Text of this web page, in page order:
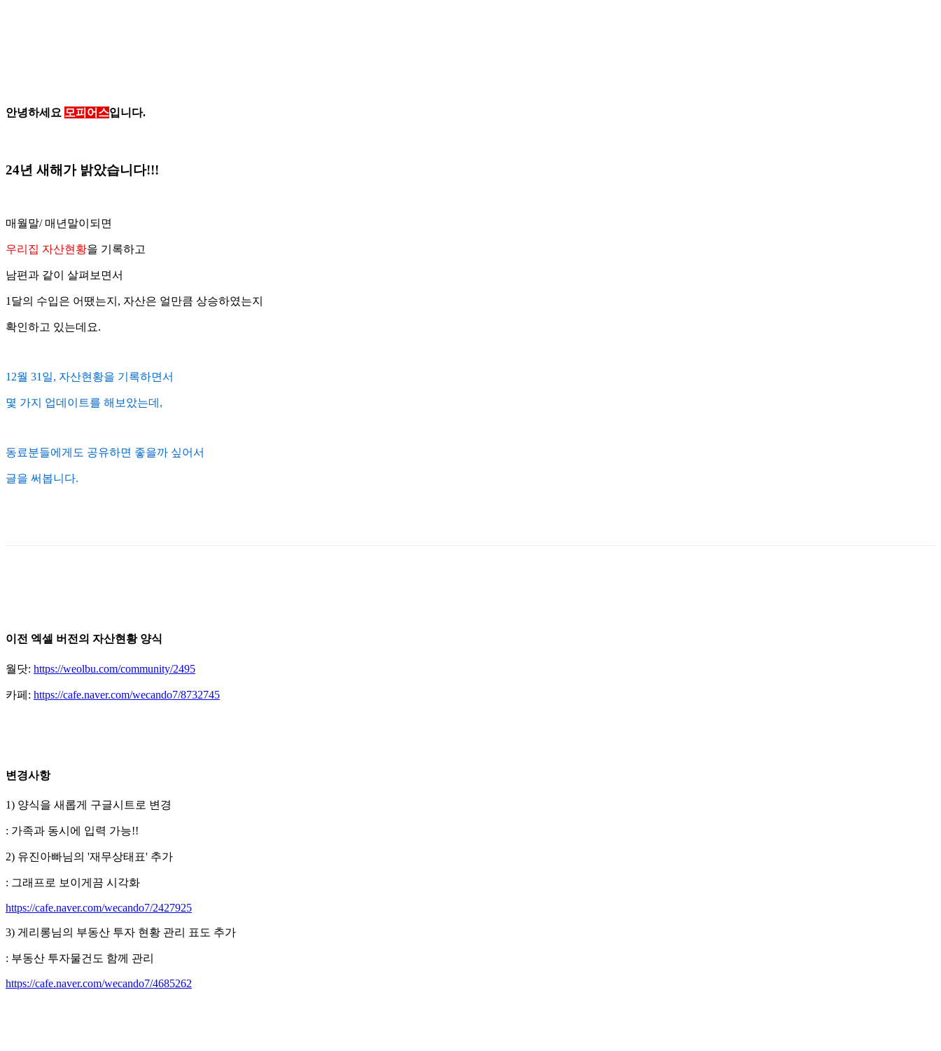
안녕하세요 모피어스입니다.
24년 새해가 밝았습니다!!!
매월말/ 매년말이되면
우리집 자산현황을 기록하고
남편과 같이 살펴보면서
1달의 수입은 어땠는지, 자산은 얼만큼 상승하였는지
확인하고 있는데요.
12월 31일, 자산현황을 기록하면서
몇 가지 업데이트를 해보았는데,
동료분들에게도 공유하면 좋을까 싶어서
글을 써봅니다.
이전 엑셀 버전의 자산현황 양식
월닷: https://weolbu.com/community/2495
카페: https://cafe.naver.com/wecando7/8732745
변경사항
1) 양식을 새롭게 구글시트로 변경
: 가족과 동시에 입력 가능!!
2) 유진아빠님의 '재무상태표' 추가
: 그래프로 보이게끔 시각화
https://cafe.naver.com/wecando7/2427925
3) 게리롱님의 부동산 투자 현황 관리 표도 추가
: 부동산 투자물건도 함께 관리
https://cafe.naver.com/wecando7/4685262